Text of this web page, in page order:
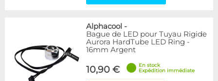
Disponibilité / Promotions
Articles en promotions
Appliquer
Alphacool -
Bague de LED pour Tuyau Rigide
Aurora HardTube LED Ring -
16mm Argent
10,90 €
En stock
Expédition immédiate